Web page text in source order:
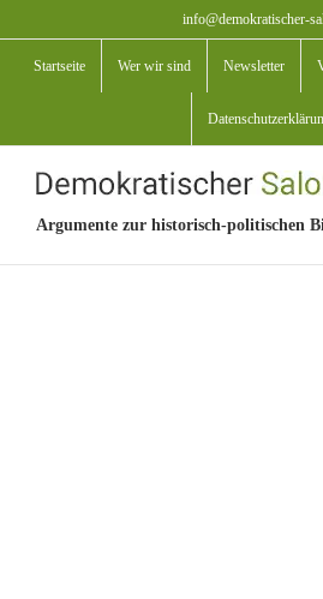
Inhalt
springen
info@demokratischer-
Startseite Wer wir sind Newsletter
Argumente zur historisch-politischen